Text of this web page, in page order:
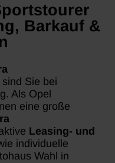
Barkauf &
Sie bei
Als Opel
eine große
Leasing- und
individuelle
Wahl in